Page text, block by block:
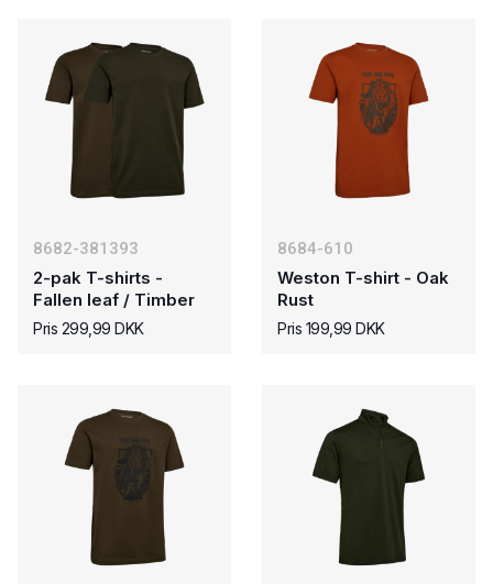
8682-381393
2-pak T-shirts -
Fallen leaf / Timber
Pris 299,99 DKK
8684-610
Weston T-shirt - Oak
Rust
Pris 199,99 DKK